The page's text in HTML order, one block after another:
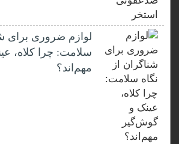
لوازم ضروری برای
سلامت: چرا کلاه،
مهم‌اند؟